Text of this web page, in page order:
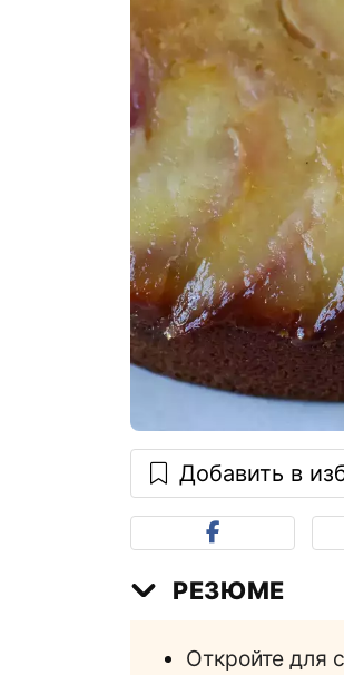
Добавить в
РЕЗЮМЕ
Откройте для